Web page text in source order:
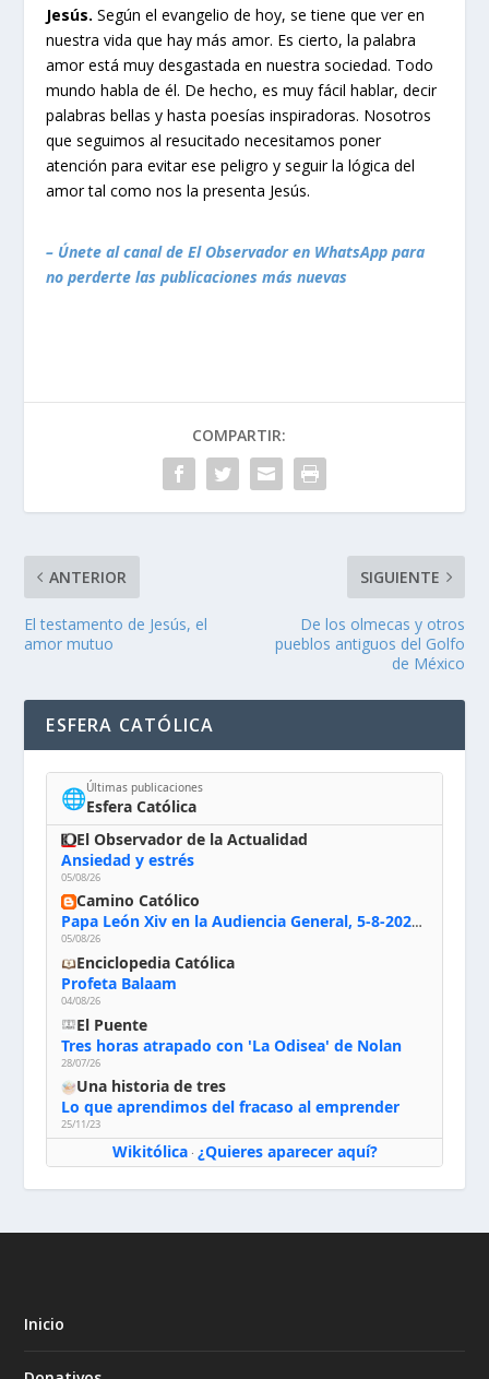
Jesús. Según el evangelio de hoy, se tiene que ver en
nuestra vida que hay más amor. Es cierto, la palabra
amor está muy desgastada en nuestra sociedad. Todo
mundo habla de él. De hecho, es muy fácil hablar, decir
palabras bellas y hasta poesías inspiradoras. Nosotros
que seguimos al resucitado necesitamos poner
atención para evitar ese peligro y seguir la lógica del
amor tal como nos la presenta Jesús.
– Únete al canal de El Observador en WhatsApp para
no perderte las publicaciones más nuevas
COMPARTIR:
ANTERIOR
El testamento de Jesús, el
amor mutuo
SIGUIENTE
De los olmecas y otros
pueblos antiguos del Golfo
de México
ESFERA CATÓLICA
🌐Últimas publicaciones
Esfera Católica
El Observador de la Actualidad
Ansiedad y estrés
05/08/26
Camino Católico
Papa León Xiv en la Audiencia General, 5-8-2026: «Dios en el primer puesto; la oración, nuestra primera obligación; la liturgia, la primera fuente de la vida divina que se nos comunica, la primera escuela de nuestra vida espiritual»
05/08/26
Enciclopedia Católica
Profeta Balaam
04/08/26
El Puente
Tres horas atrapado con 'La Odisea' de Nolan
28/07/26
Una historia de tres
Lo que aprendimos del fracaso al emprender
25/11/23
Wikitólica· ¿Quieres aparecer aquí?
Inicio